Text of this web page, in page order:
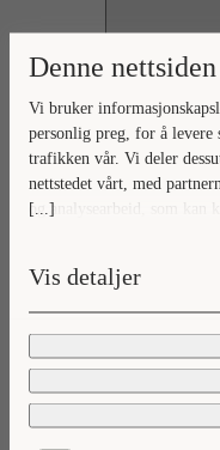
Denne
[...]
Vi bruker
personlig preg, for å levere
trafikken vår. Vi deler
nettstedet vårt, med
og analysearbeid, som kan
Vis detaljer